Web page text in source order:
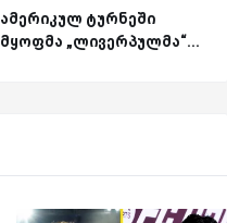
ამერიკულ ტურნეში
მყოფმა „ლივერპულმა“...